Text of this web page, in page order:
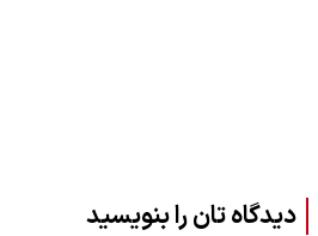
دیدگاه تان را بنویسید